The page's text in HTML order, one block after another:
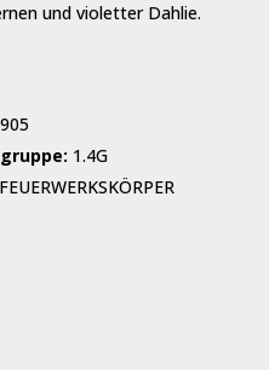
und violetter Dahlie.
1.4G